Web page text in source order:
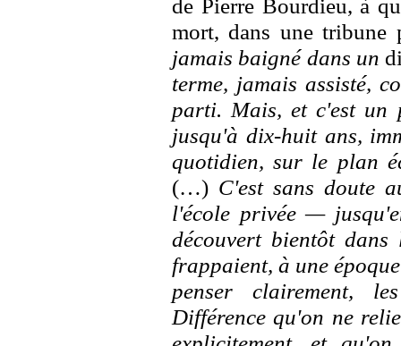
de Pierre Bourdieu, à
mort, dans une tribune
jamais baigné dans un
terme, jamais assisté,
parti. Mais, et c'est un
jusqu'à dix-huit ans,
quotidien, sur le plan
(…) C'est sans doute
l'école privée —
découvert bientôt
frappaient, à une
penser clairement,
Différence qu'on ne